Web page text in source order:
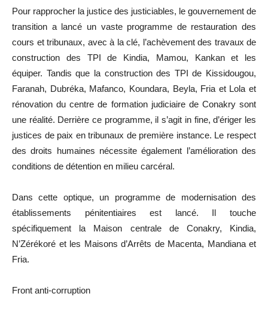
Pour rapprocher la justice des justiciables, le gouvernement de
transition a lancé un vaste programme de restauration des
cours et tribunaux, avec à la clé, l’achèvement des travaux de
construction des TPI de Kindia, Mamou, Kankan et les
équiper. Tandis que la construction des TPI de Kissidougou,
Faranah, Dubréka, Mafanco, Koundara, Beyla, Fria et Lola et
rénovation du centre de formation judiciaire de Conakry sont
une réalité. Derrière ce programme, il s’agit in fine, d’ériger les
justices de paix en tribunaux de première instance. Le respect
des droits humaines nécessite également l’amélioration des
conditions de détention en milieu carcéral.
Dans cette optique, un programme de modernisation des
établissements pénitentiaires est lancé. Il touche
spécifiquement la Maison centrale de Conakry, Kindia,
N’Zérékoré et les Maisons d’Arrêts de Macenta, Mandiana et
Fria.
Front anti-corruption